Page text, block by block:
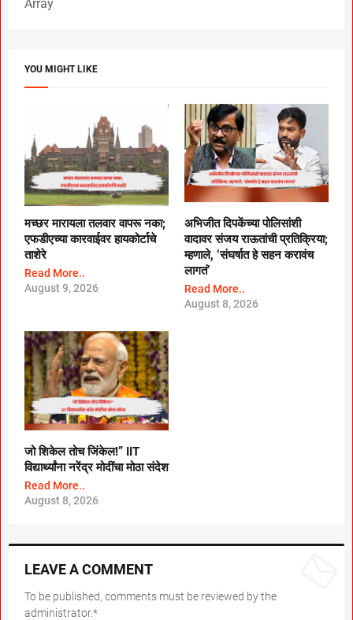
Array
YOU MIGHT LIKE
मच्छर मारायला तलवार वापरू नका;
एफडीएच्या कारवाईवर हायकोर्टाचे
ताशेरे
Read More..
August 9, 2026
अभिजीत दिपकेंच्या पोलिसांशी
वादावर संजय राऊतांची प्रतिक्रिया;
म्हणाले, ‘संघर्षात हे सहन करावंच
लागतं’
Read More..
August 8, 2026
जो शिकेल तोच जिंकेल!” IIT
विद्यार्थ्यांना नरेंद्र मोदींचा मोठा संदेश
Read More..
August 8, 2026
LEAVE A COMMENT
To be published, comments must be reviewed by the
administrator.*